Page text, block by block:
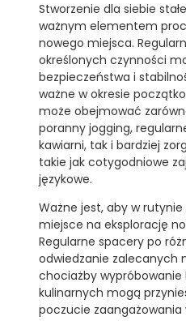
Stworzenie dla siebie
ważnym elementem
nowego miejsca.
określonych czynności
bezpieczeństwa i
ważne w okresie
może obejmować
poranny jogging,
kawiarni, tak i bardziej
takie jak cotygodniowe
językowe.
Ważne jest, aby w rutynie
miejsce na eksplorację
Regularne spacery po
odwiedzanie zalecanych
chociażby wypróbowanie
kulinarnych mogą
poczucie zaangażowania